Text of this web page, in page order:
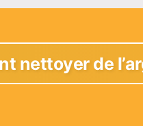
nettoyer de